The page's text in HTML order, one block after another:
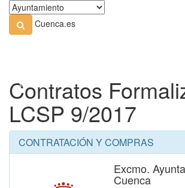
Cuenca.es
Contratos
LCSP 9/2017
CONTRATACIÓN Y COMPRAS
Excmo.
Cuenca